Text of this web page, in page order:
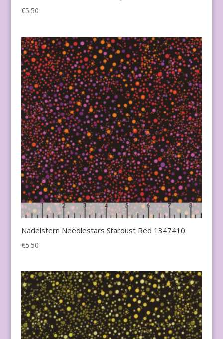
€5.50
Nadelstern Needlestars Stardust Red 1347410
€5.50